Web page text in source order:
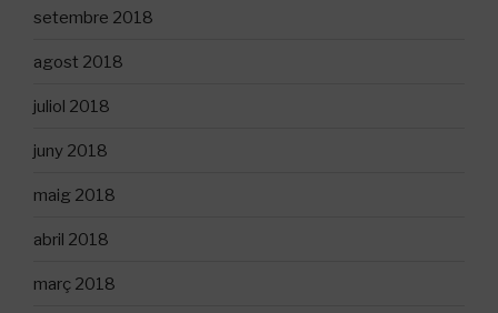
setembre 2018
agost 2018
juliol 2018
juny 2018
maig 2018
abril 2018
març 2018